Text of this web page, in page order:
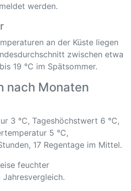
werden.
an der Küste liegen
zwischen etwa
19 °C im Spätsommer.
nach Monaten
3 °C, Tageshöchstwert 6 °C,
5 °C,
17 Regentage im Mittel.
feuchter